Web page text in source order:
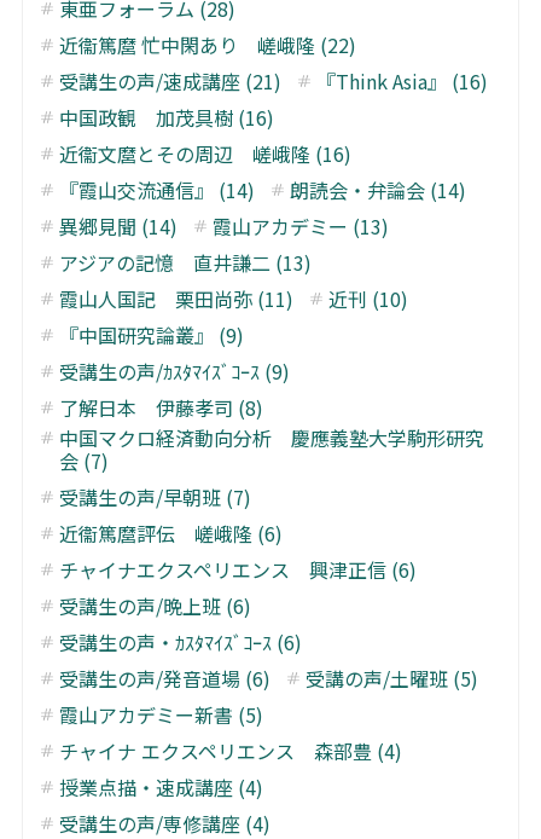
東亜フォーラム (28)
近衞篤麿 忙中閑あり 嵯峨隆 (22)
受講生の声/速成講座 (21)
『Think Asia』 (16)
中国政観 加茂具樹 (16)
近衞文麿とその周辺 嵯峨隆 (16)
『霞山交流通信』 (14)
朗読会・弁論会 (14)
異郷見聞 (14)
霞山アカデミー (13)
アジアの記憶 直井謙二 (13)
霞山人国記 栗田尚弥 (11)
近刊 (10)
『中国研究論叢』 (9)
受講生の声/ｶｽﾀﾏｲｽﾞｺｰｽ (9)
了解日本 伊藤孝司 (8)
中国マクロ経済動向分析 慶應義塾大学駒形研究
会 (7)
受講生の声/早朝班 (7)
近衞篤麿評伝 嵯峨隆 (6)
チャイナエクスペリエンス 興津正信 (6)
受講生の声/晩上班 (6)
受講生の声・ｶｽﾀﾏｲｽﾞｺｰｽ (6)
受講生の声/発音道場 (6)
受講の声/土曜班 (5)
霞山アカデミー新書 (5)
チャイナ エクスペリエンス 森部豊 (4)
授業点描・速成講座 (4)
受講生の声/専修講座 (4)